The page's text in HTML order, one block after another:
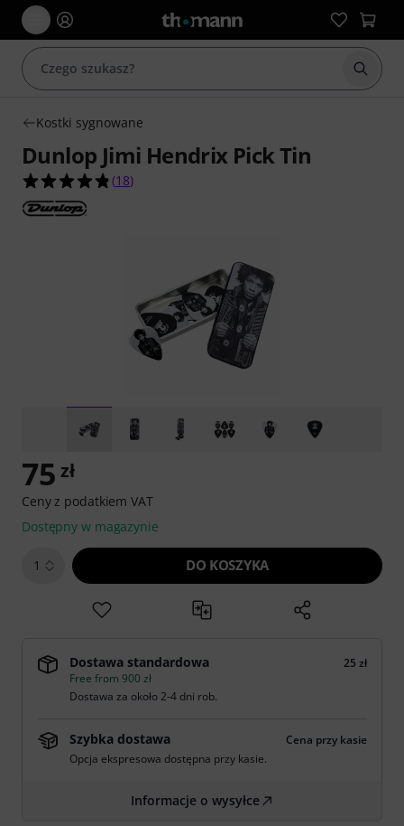
Kostki sygnowane
Dunlop Jimi Hendrix Pick Tin
4.8 na 5 gwiazdek z 18 ocen klientów
(18)
75 zł
Ceny z podatkiem VAT
Dostępny w magazynie
1 DO KOSZYKA
Dostawa standardowa
25 zł
Free from 900 zł
Dostawa za około 2-4 dni rob.
Szybka dostawa
Cena przy kasie
Opcja ekspresowa dostępna przy kasie.
Informacje o wysyłce